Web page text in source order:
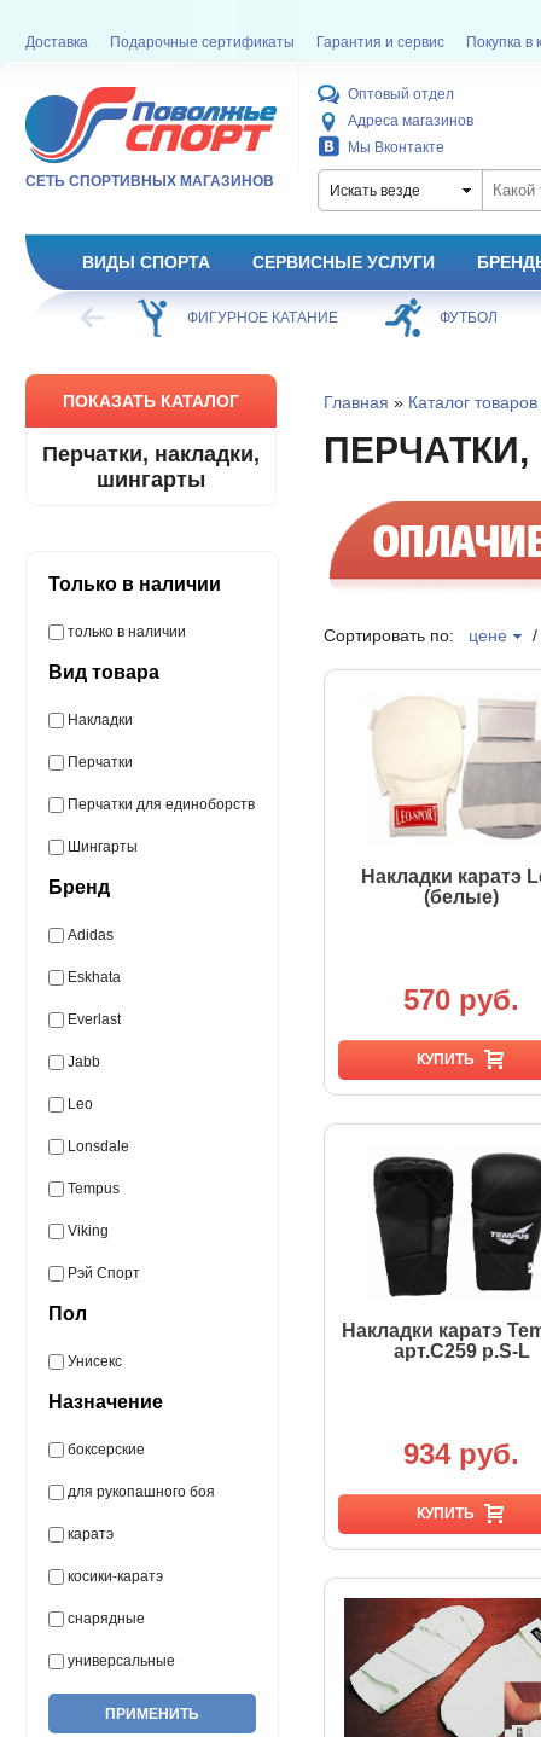
Доставка Подарочные сертификаты Гарантия и сервис Покупка в
СЕТЬ СПОРТИВНЫХ МАГАЗИНОВ
Оптовый отдел
Адреса магазинов
Мы Вконтакте
Искать везде
ВИДЫ СПОРТА СЕРВИСНЫЕ УСЛУГИ
КАТАНИЕ ФУТБОЛ БАСКЕТБОЛ
ПОКАЗАТЬ КАТАЛОГ
Перчатки, накладки,
шингарты
Только в наличии
только в наличии
Вид товара
Накладки
Перчатки
Перчатки для единоборств
Шингарты
Бренд
Adidas
Eskhata
Everlast
Jabb
Leo
Lonsdale
Tempus
Viking
Рэй Спорт
Пол
Унисекс
Назначение
боксерские
для рукопашного боя
каратэ
косики-каратэ
снарядные
универсальные
Главная » Каталог товаров
Сортировать по: цене
Накладки каратэ
(белые)
570 руб.
КУПИТЬ
Накладки каратэ
арт.C259 р.S-L
934 руб.
КУПИТЬ